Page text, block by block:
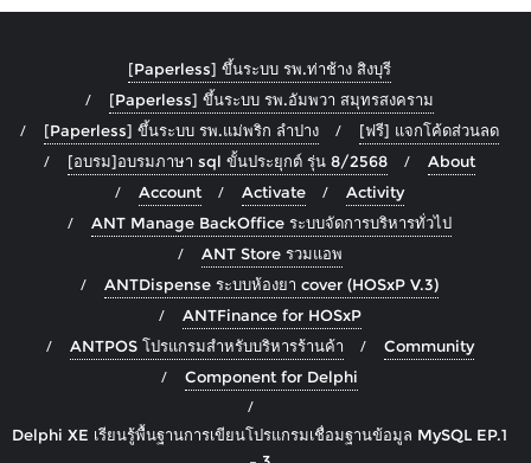
[Paperless] ขึ้นระบบ รพ.ท่าช้าง สิงบุรี
[Paperless] ขึ้นระบบ รพ.อัมพวา สมุทรสงคราม
[Paperless] ขึ้นระบบ รพ.แม่พริก ลำปาง
[ฟรี] แจกโค้ดส่วนลด
[อบรม]อบรมภาษา sql ขั้นประยุกต์ รุ่น 8/2568
About
Account
Activate
Activity
ANT Manage BackOffice ระบบจัดการบริหารทั่วไป
ANT Store รวมแอพ
ANTDispense ระบบห้องยา cover (HOSxP V.3)
ANTFinance for HOSxP
ANTPOS โปรแกรมสำหรับบริหารร้านค้า
Community
Component for Delphi
Delphi XE เรียนรู้พื้นฐานการเขียนโปรแกรมเชื่อมฐานข้อมูล MySQL EP.1